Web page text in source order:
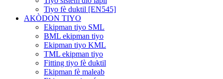
Tiyo fè duktil [EN545]
AKÒDON TIYO
Ekipman tiyo SML
BML ekipman tiyo
Ekipman tiyo KML
TML ekipman tiyo
Fitting tiyo fè duktil
Ekipman fè maleab